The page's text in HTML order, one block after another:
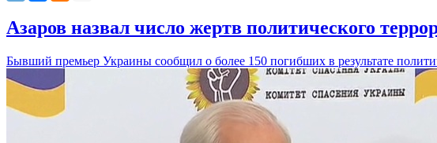
Азаров назвал число жертв политического
Бывший премьер Украины сообщил о более 150 погибших в результате